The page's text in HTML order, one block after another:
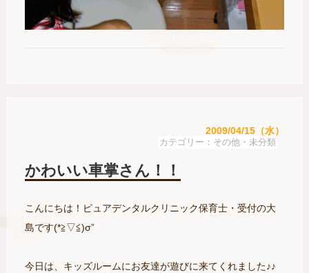
2009/04/15（水）
その他・未分類
かわいい車掌さん！！
こんにちは！ピュアデンタルクリニック保育士・受付の大
島です(*≧▽≦)σ”
今日は、キッズルームにお友達が遊びに来てくれました♪♪